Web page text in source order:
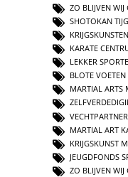
ZO BLIJVEN
SHOTOKAN
KARATE
LEKKER
BLOTE
MARTIAL ARTS
MARTIAL ART
KRIJGSKUNST
JEUGDFONDS
ZO BLIJVEN WIJ